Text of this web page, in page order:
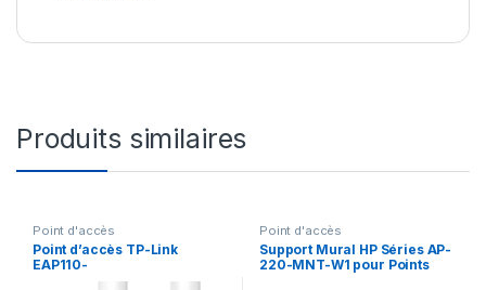
Produits similaires
Point d'accès
Point d’accès TP-Link
EAP110-
OUTDOOR WiFi N 300 Mbps
Point d'accès
Support Mural HP Séries AP-
220-MNT-W1 pour Points